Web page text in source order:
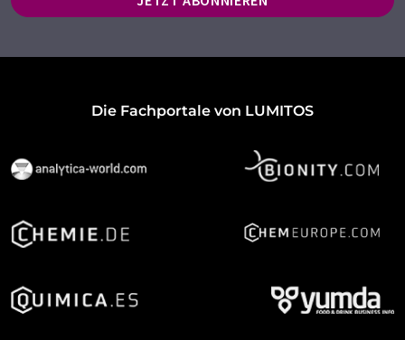
Die Fachportale von LUMITOS